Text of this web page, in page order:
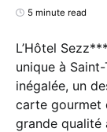
5 minute read
L’Hôtel
unique à
inégalée, un
carte gourmet
grande qualité